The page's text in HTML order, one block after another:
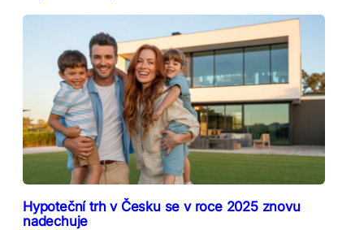
Hypoteční trh v Česku se v roce 2025 znovu
nadechuje